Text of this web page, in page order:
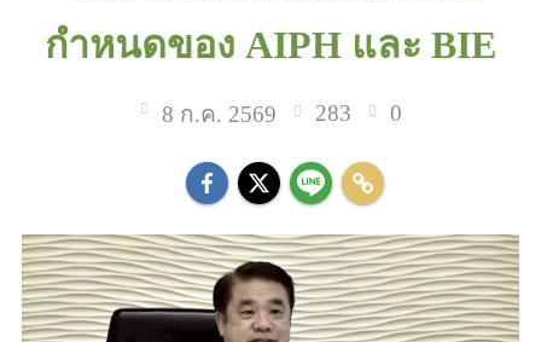
กำหนดของ AIPH และ BIE
8 ก.ค. 2569 283 0